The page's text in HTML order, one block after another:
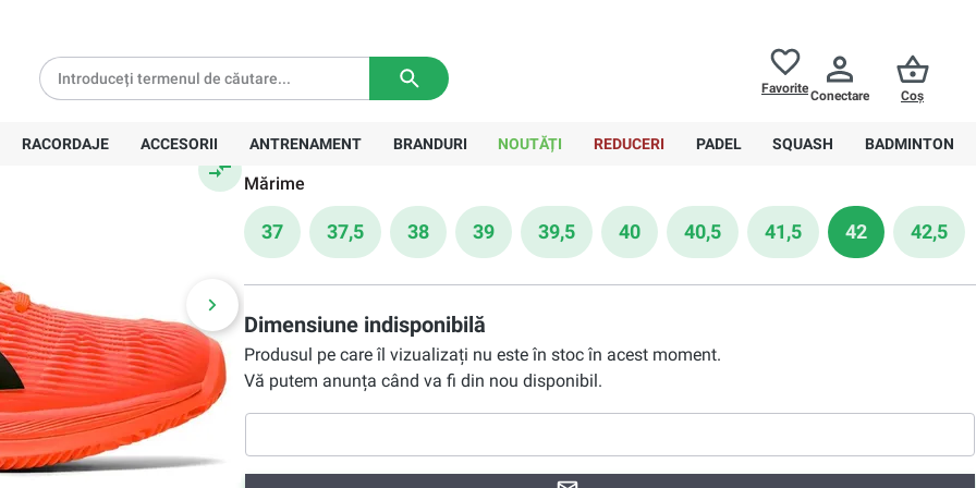
FavoriteConectare Coș
RACORDAJE ACCESORII ANTRENAMENT BRANDURI NOUTĂȚI REDUCERI PADEL SQUASH BADMINTON
524,90 Lei
Mărime
37 37,5 38 39 39,5 40 40,5 41,5 42 42,5
Dimensiune indisponibilă
Produsul pe care îl vizualizați nu este în stoc în acest moment.
Vă putem anunța când va fi din nou disponibil.